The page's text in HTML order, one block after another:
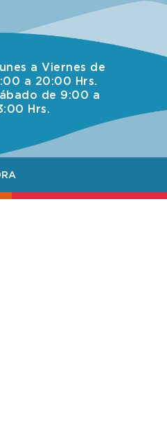
a Viernes de
a 20:00 Hrs.
de 9:00 a
Hrs.